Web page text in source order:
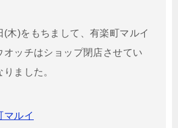
(木)をもちまして、有楽町マルイ
オッチはショップ閉店させてい
ました。
マルイ